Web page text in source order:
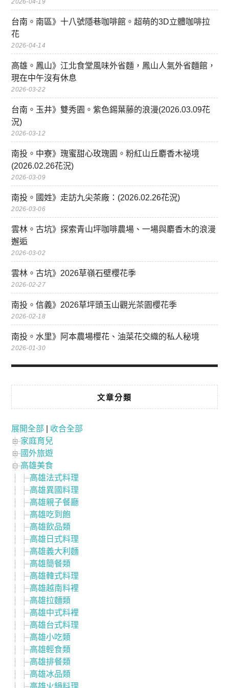
2026-04-19
台南。南區》十八號隱巷咖啡館。超萌的3D立體咖啡拉
花
2026-04-14
高雄。鳳山》江北食堂風味外省麵，鳳山人氣外省麵館，
現在中午沒有休息
2026-03-22
台南。玉井》雙秀園。紫色錫葉藤的浪漫(2026.03.09花
況)
2026-03-12
南投。中寮》瑰蜜甜心玫瑰園。粉紅山丘麝香木祕境
(2026.02.26花況)
2026-03-09
南投。國姓》走訪九尖茶廠：(2026.02.26花況)
2026-03-06
雲林。古坑》探索青山坪咖啡農場、一場與麝香木的浪漫
邂逅
2026-03-02
雲林。古坑》2026草嶺石壁櫻花季
2026-02-27
南投。信義》2026草坪頭玉山觀光茶園櫻花季
2026-02-18
南投。水里》阿本農場櫻花、油菜花交織的私人秘境
2026-01-30
文章分類
展開全部
收合全部
家庭育兒
國外旅遊
高雄美食
高雄法式料理
高雄異國料理
高雄親子餐廳
高雄吃到飽
高雄飲品類
高雄日式料理
高雄義大利麵
高雄簡餐類
高雄韓式料理
高雄越南料裡
高雄拉麵類
高雄中式料裡
高雄台式料理
高雄小吃類
高雄輕食類
高雄排餐類
高雄冰品類